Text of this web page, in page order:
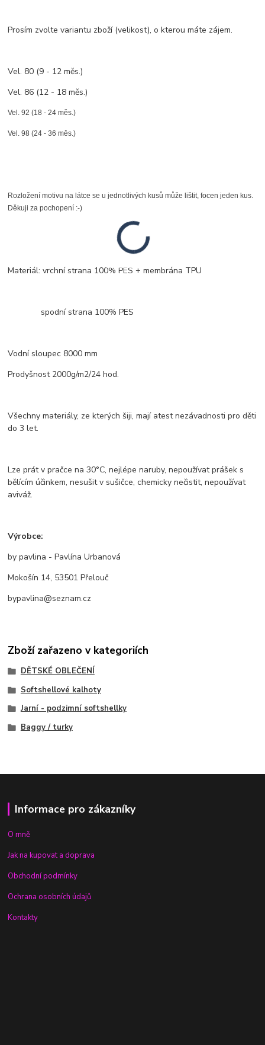
Prosím zvolte variantu zboží (velikost), o kterou máte zájem.
Vel. 80 (9 - 12 měs.)
Vel. 86 (12 - 18 měs.)
Vel. 92 (18 - 24 měs.)
Vel. 98 (24 - 36 měs.)
Rozložení motivu na látce se u jednotlivých kusů může lištit, focen jeden kus.
Děkuji za pochopení :-)
Materiál: vrchní strana 100% PES + membrána TPU
spodní strana 100% PES
Vodní sloupec 8000 mm
Prodyšnost 2000g/m2/24 hod.
Všechny materiály, ze kterých šiji, mají atest nezávadnosti pro děti
do 3 let.
Lze prát v pračce na 30°C, nejlépe naruby, nepoužívat prášek s
bělícím účinkem, nesušit v sušičce, chemicky nečistit, nepoužívat
aviváž.
Výrobce:
by pavlina - Pavlína Urbanová
Mokošín 14, 53501 Přelouč
bypavlina@seznam.cz
Zboží zařazeno v kategoriích
DĚTSKÉ OBLEČENÍ
Softshellové kalhoty
Jarní - podzimní softshellky
Baggy / turky
Informace pro zákazníky
O mně
Jak na kupovat a doprava
Obchodní podmínky
Ochrana osobních údajů
Kontakty